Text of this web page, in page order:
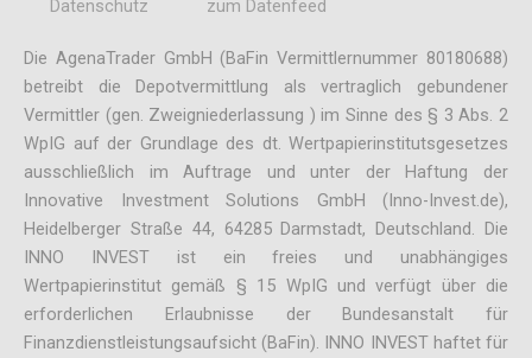
Datenschutz
zum Datenfeed
Die AgenaTrader GmbH (BaFin Vermittlernummer 80180688)
betreibt die Depotvermittlung als vertraglich gebundener
Vermittler (gen. Zweigniederlassung ) im Sinne des § 3 Abs. 2
WpIG auf der Grundlage des dt. Wertpapierinstitutsgesetzes
ausschließlich im Auftrage und unter der Haftung der
Innovative Investment Solutions GmbH (Inno-Invest.de),
Heidelberger Straße 44, 64285 Darmstadt, Deutschland. Die
INNO INVEST ist ein freies und unabhängiges
Wertpapierinstitut gemäß § 15 WpIG und verfügt über die
erforderlichen Erlaubnisse der Bundesanstalt für
Finanzdienstleistungsaufsicht (BaFin). INNO INVEST haftet für